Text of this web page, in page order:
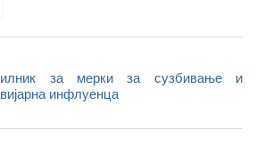
за мерки за сузбивање и
инфлуенца